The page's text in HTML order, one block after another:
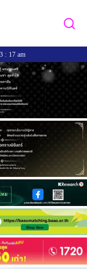
: 17 am